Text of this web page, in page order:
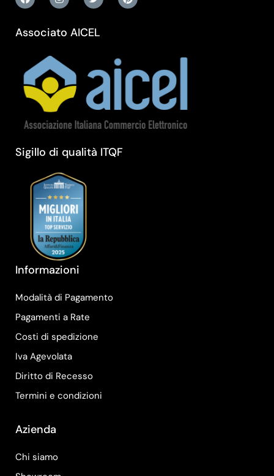
Associato AICEL
Sigillo di qualità ITQF
Informazioni
Modalità di Pagamento
Pagamenti a Rate
Costi di spedizione
Iva Agevolata
Diritto di Recesso
Termini e condizioni
Azienda
Chi siamo